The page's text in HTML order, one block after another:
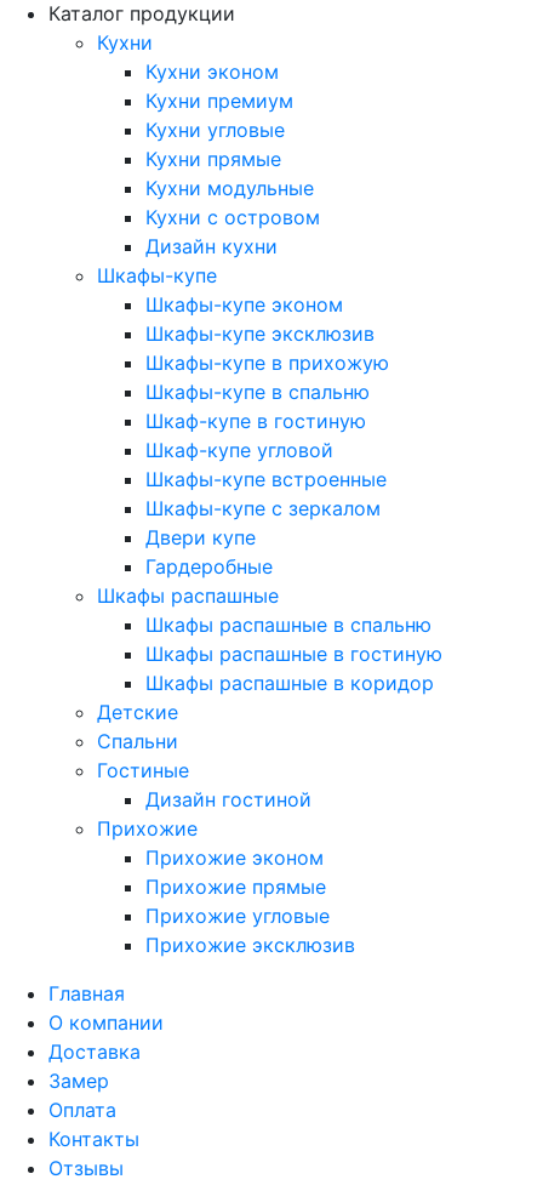
Каталог продукции
Кухни
Кухни эконом
Кухни премиум
Кухни угловые
Кухни прямые
Кухни модульные
Кухни с островом
Дизайн кухни
Шкафы-купе
Шкафы-купе эконом
Шкафы-купе эксклюзив
Шкафы-купе в прихожую
Шкафы-купе в спальню
Шкаф-купе в гостиную
Шкаф-купе угловой
Шкафы-купе встроенные
Шкафы-купе с зеркалом
Двери купе
Гардеробные
Шкафы распашные
Шкафы распашные в спальню
Шкафы распашные в гостиную
Шкафы распашные в коридор
Детские
Спальни
Гостиные
Дизайн гостиной
Прихожие
Прихожие эконом
Прихожие прямые
Прихожие угловые
Прихожие эксклюзив
Главная
О компании
Доставка
Замер
Оплата
Контакты
Отзывы